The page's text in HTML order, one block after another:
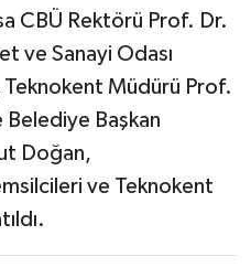
CBÜ Rektörü Prof. Dr.
ve Sanayi Odası
Teknokent Müdürü Prof.
Belediye Başkan
Doğan,
ve Teknokent